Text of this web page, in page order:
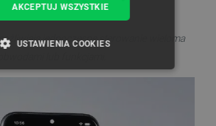
jednoczesne sterowanie wieloma
AKCEPTUJ WSZYSTKIE
USTAWIENIA COOKIES
WYDAJNOŚĆ